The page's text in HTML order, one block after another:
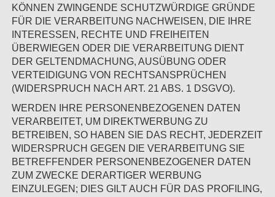
KÖNNEN ZWINGENDE SCHUTZWÜRDIGE GRÜNDE
FÜR DIE VERARBEITUNG NACHWEISEN, DIE IHRE
INTERESSEN, RECHTE UND FREIHEITEN
ÜBERWIEGEN ODER DIE VERARBEITUNG DIENT
DER GELTENDMACHUNG, AUSÜBUNG ODER
VERTEIDIGUNG VON RECHTSANSPRÜCHEN
(WIDERSPRUCH NACH ART. 21 ABS. 1 DSGVO).
WERDEN IHRE PERSONENBEZOGENEN DATEN
VERARBEITET, UM DIREKTWERBUNG ZU
BETREIBEN, SO HABEN SIE DAS RECHT, JEDERZEIT
WIDERSPRUCH GEGEN DIE VERARBEITUNG SIE
BETREFFENDER PERSONENBEZOGENER DATEN
ZUM ZWECKE DERARTIGER WERBUNG
EINZULEGEN; DIES GILT AUCH FÜR DAS PROFILING,